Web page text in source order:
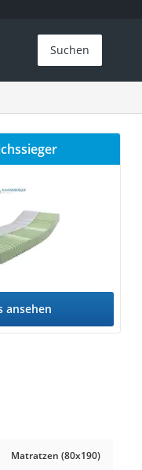
Suchen
ansehen
Matratzen (80x190)